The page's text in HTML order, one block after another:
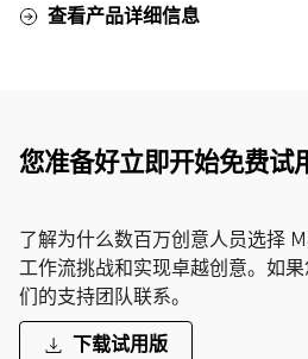
查看产品详细信息
您准备好立即开始免费试
了解为什么数百万创意人员选择
工作流挑战和实现卓越创意。如
们的支持团队联系。
下载试用版